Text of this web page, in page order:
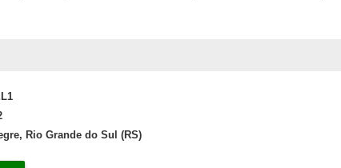
Rio Grande do Sul (RS)